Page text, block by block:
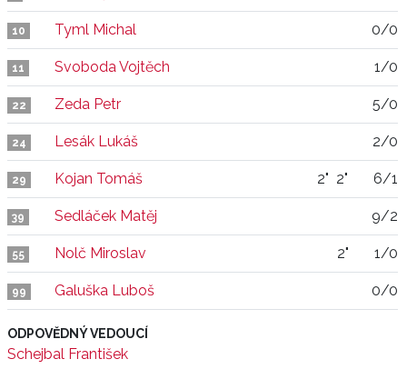
10 Tyml Michal 0/0
11 Svoboda Vojtěch 1/0
22 Zeda Petr 5/0
24 Lesák Lukáš 2/0
29 Kojan Tomáš 2" 2" 6/1
39 Sedláček Matěj 9/2
55 Nolč Miroslav 2" 1/0
99 Galuška Luboš 0/0
ODPOVĚDNÝ VEDOUCÍ
Schejbal František